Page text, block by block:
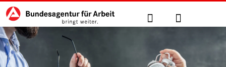
zu den Hauptinhalten springen
Hauptnavigation Suche Anmelden